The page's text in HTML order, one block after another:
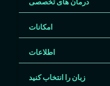
امکانات
اطلاعات
زبان را انتخاب کنید